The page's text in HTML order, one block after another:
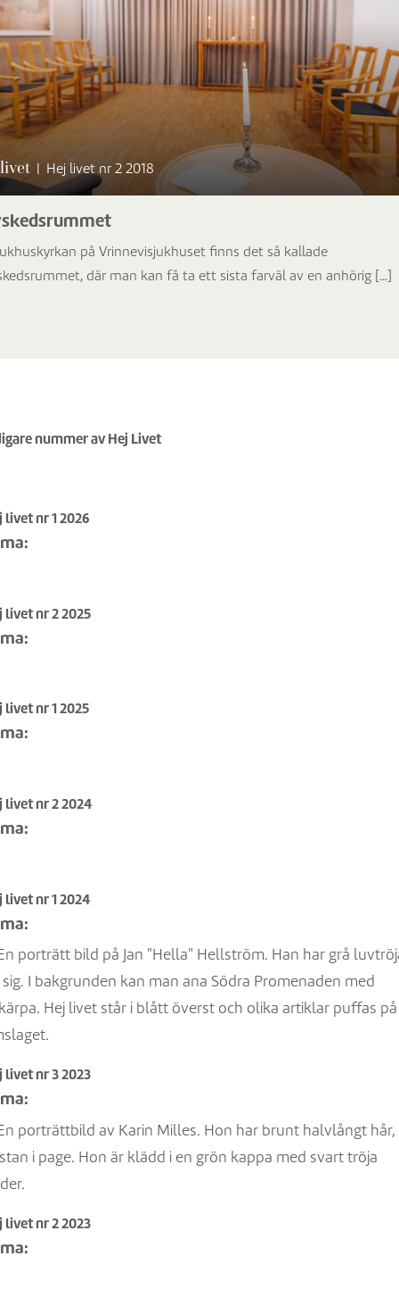
livet | Hej livet nr 2 2018
på Vrinnevisjukhuset finns det så kallade
där man kan få ta ett sista farväl av en anhörig […]
nummer av Hej Livet
livet nr 1 2026
livet nr 2 2025
livet nr 1 2025
livet nr 2 2024
livet nr 1 2024
livet nr 3 2023
livet nr 2 2023